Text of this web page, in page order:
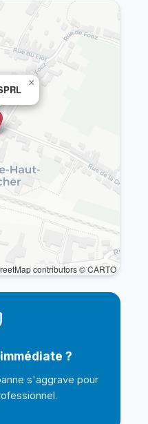
×
contributors © CARTO
?
s'aggrave pour